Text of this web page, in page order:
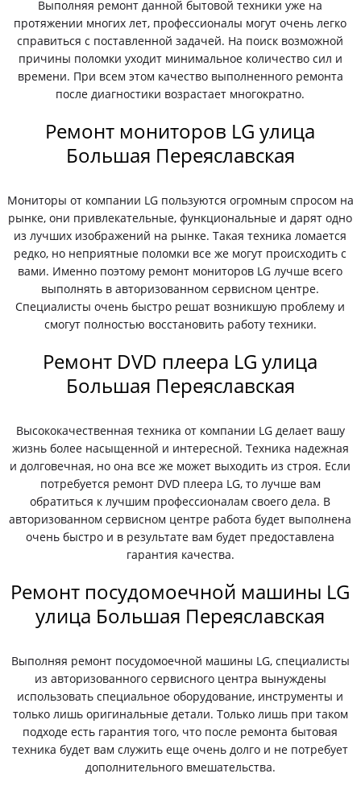
Выполняя ремонт данной бытовой техники уже на
протяжении многих лет, профессионалы могут очень легко
справиться с поставленной задачей. На поиск возможной
причины поломки уходит минимальное количество сил и
времени. При всем этом качество выполненного ремонта
после диагностики возрастает многократно.
Ремонт мониторов LG улица
Большая Переяславская
Мониторы от компании LG пользуются огромным спросом на
рынке, они привлекательные, функциональные и дарят одно
из лучших изображений на рынке. Такая техника ломается
редко, но неприятные поломки все же могут происходить с
вами. Именно поэтому ремонт мониторов LG лучше всего
выполнять в авторизованном сервисном центре.
Специалисты очень быстро решат возникшую проблему и
смогут полностью восстановить работу техники.
Ремонт DVD плеера LG улица
Большая Переяславская
Высококачественная техника от компании LG делает вашу
жизнь более насыщенной и интересной. Техника надежная
и долговечная, но она все же может выходить из строя. Если
потребуется ремонт DVD плеера LG, то лучше вам
обратиться к лучшим профессионалам своего дела. В
авторизованном сервисном центре работа будет выполнена
очень быстро и в результате вам будет предоставлена
гарантия качества.
Ремонт посудомоечной машины LG
улица Большая Переяславская
Выполняя ремонт посудомоечной машины LG, специалисты
из авторизованного сервисного центра вынуждены
использовать специальное оборудование, инструменты и
только лишь оригинальные детали. Только лишь при таком
подходе есть гарантия того, что после ремонта бытовая
техника будет вам служить еще очень долго и не потребует
дополнительного вмешательства.